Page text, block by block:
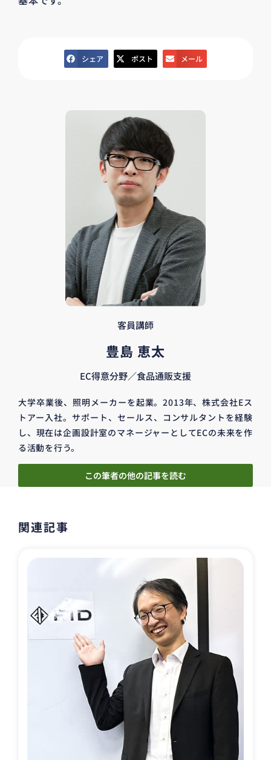
シェア ポスト メール
客員講師
豊島 恵太
EC得意分野／食品通販支援
大学卒業後、照明メーカーを起業。2013年、株式会社Eス
トアー入社。サポート、セールス、コンサルタントを経験
し、現在は企画設計室のマネージャーとしてECの未来を作
る活動を行う。
この筆者の他の記事を読む
関連記事